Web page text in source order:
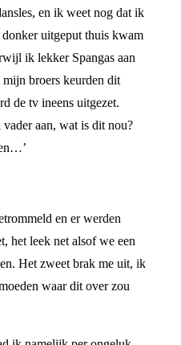
en ik weet nog dat ik
uitgeput thuis kwam
ik lekker Spangas aan
broers keurden dit
de tv ineens uitgezet.
aan, wat is dit nou?
en er werden
het leek net alsof we een
Het zweet brak me uit, ik
waar dit over zou